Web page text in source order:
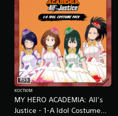
MY HERO ACADEMIA: All’s
Justice - 1-A Idol Costume
PS5
КОСТЮМ